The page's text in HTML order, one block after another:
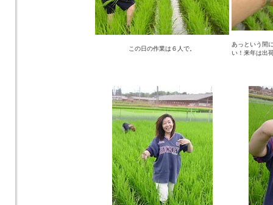
この日の作業は６人で。
あっという間
い！来年は出